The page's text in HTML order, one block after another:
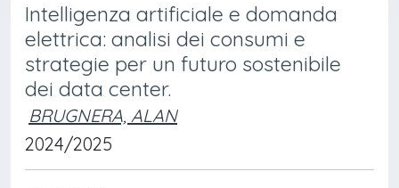
Intelligenza artificiale e domanda
elettrica: analisi dei consumi e
strategie per un futuro sostenibile
dei data center.
BRUGNERA, ALAN
2024/2025